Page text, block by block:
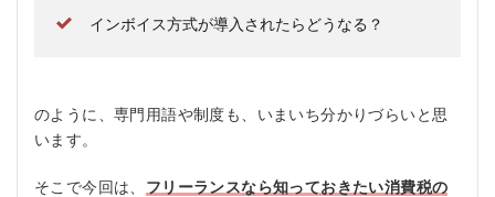
インボイス方式が導入されたらどうなる？
のように、専門用語や制度も、いまいち分かりづらいと思
います。
そこで今回は、 フリーランスなら知っておきたい消費税の